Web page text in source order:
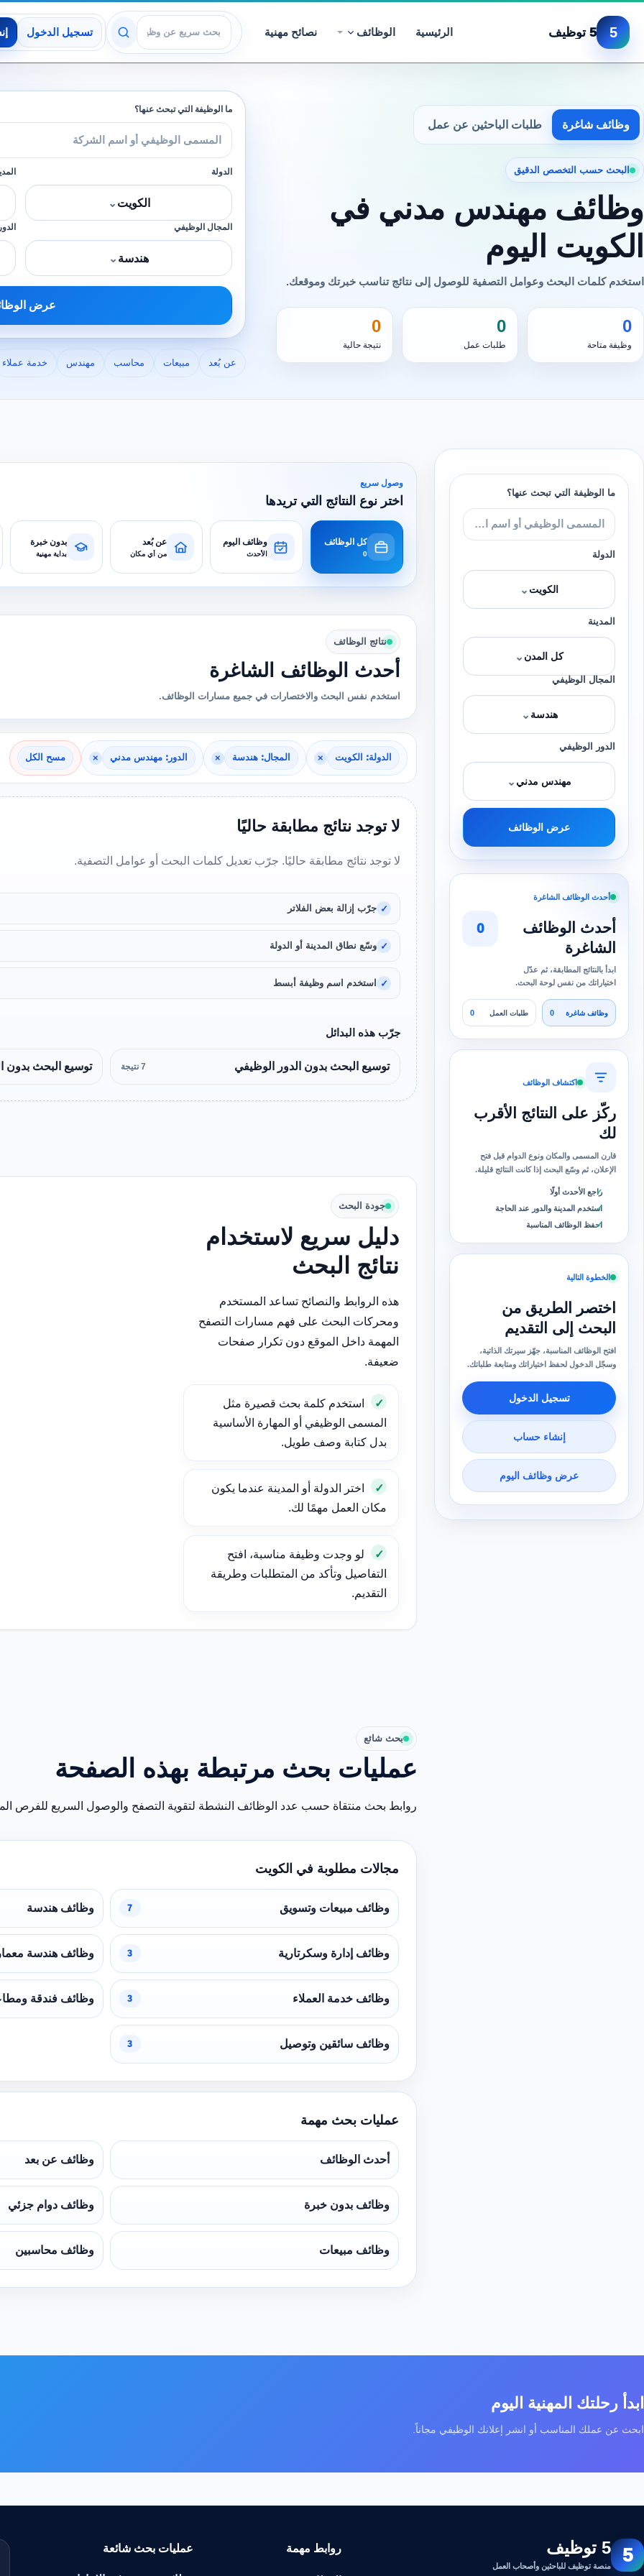
5 5 توظيف الرئيسية الوظائف نصائح مهنية
عرض الوظائف
تسجيل الدخول
وظائف شاغرة طلبات الباحثين عن عمل
البحث حسب التخصص الدقيق
وظائف مهندس مدني في
الكويت اليوم
استخدم كلمات البحث وعوامل التصفية للوصول إلى نتائج تناسب خبرتك وموقعك.
0
وظيفة متاحة
0
طلبات عمل
0
نتيجة حالية
ما الوظيفة التي تبحث عنها؟
الدولة
الكويت ⌄
المجال الوظيفي
هندسة ⌄
عرض
عن بُعد مبيعات محاسب مهندس خدمة عملاء
ما الوظيفة التي تبحث عنها؟
الدولة
الكويت ⌄
المدينة
كل المدن ⌄
المجال الوظيفي
هندسة ⌄
الدور الوظيفي
مهندس مدني ⌄
عرض الوظائف
أحدث الوظائف الشاغرة
أحدث الوظائف
الشاغرة
ابدأ بالنتائج المطابقة، ثم عدّل
اختياراتك من نفس لوحة البحث.
0
وظائف شاغرة 0 طلبات العمل 0
اكتشاف الوظائف
ركّز على النتائج الأقرب
لك
قارن المسمى والمكان ونوع الدوام قبل فتح
الإعلان، ثم وسّع البحث إذا كانت النتائج قليلة.
راجع الأحدث أولًا
استخدم المدينة والدور عند الحاجة
احفظ الوظائف المناسبة
الخطوة التالية
اختصر الطريق من
البحث إلى التقديم
افتح الوظائف المناسبة، جهّز سيرتك الذاتية،
وسجّل الدخول لحفظ اختياراتك ومتابعة طلباتك.
تسجيل الدخول
إنشاء حساب
عرض وظائف اليوم
وصول سريع
اختر نوع النتائج التي تريدها
كل الوظائف
0
وظائف اليوم
الأحدث
عن بُعد
من أي مكان
بدون خبرة
بداية مهنية
نتائج الوظائف
أحدث الوظائف الشاغرة
استخدم نفس البحث والاختصارات في جميع مسارات الوظائف.
الدولة: الكويت × المجال: هندسة × الدور: مهندس مدني × مسح الكل
لا توجد نتائج مطابقة حاليًا
لا توجد نتائج مطابقة حاليًا. جرّب تعديل كلمات البحث أو عوامل التصفية.
جرّب إزالة بعض الفلاتر
وسّع نطاق المدينة أو الدولة
استخدم اسم وظيفة أبسط
جرّب هذه البدائل
توسيع البحث بدون الدور الوظيفي 7 نتيجة توسيع البحث بدون
جودة البحث
دليل سريع لاستخدام
نتائج البحث
هذه الروابط والنصائح تساعد المستخدم
ومحركات البحث على فهم مسارات التصفح
المهمة داخل الموقع دون تكرار صفحات
ضعيفة.
استخدم كلمة بحث قصيرة مثل
المسمى الوظيفي أو المهارة الأساسية
بدل كتابة وصف طويل.
اختر الدولة أو المدينة عندما يكون
مكان العمل مهمًا لك.
لو وجدت وظيفة مناسبة، افتح
التفاصيل وتأكد من المتطلبات وطريقة
التقديم.
بحث شائع
عمليات بحث مرتبطة بهذه الصفحة
روابط بحث منتقاة حسب عدد الوظائف النشطة لتقوية التصفح والوصول السريع للفرص
مجالات مطلوبة في الكويت
وظائف مبيعات وتسويق 7 وظائف هندسة
وظائف إدارة وسكرتارية 3 وظائف هندسة
وظائف خدمة العملاء 3 وظائف فندقة
وظائف سائقين وتوصيل 3
عمليات بحث مهمة
أحدث الوظائف وظائف عن بعد
وظائف بدون خبرة وظائف دوام جزئي
وظائف مبيعات وظائف محاسبين
ابدأ رحلتك المهنية اليوم
ابحث عن عملك المناسب أو انشر إعلانك الوظيفي مجاناً.
5 5 توظيف
منصة توظيف للباحثين وأصحاب العمل
روابط مهمة عمليات بحث شائعة